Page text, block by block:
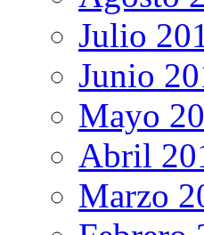
Julio
Junio
Mayo
Abril
Marzo